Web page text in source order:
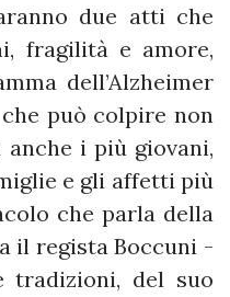
due atti che
fragilità e amore,
dell’Alzheimer
può colpire non
i più giovani,
e gli affetti più
che parla della
il regista Boccuni -
tradizioni, del suo